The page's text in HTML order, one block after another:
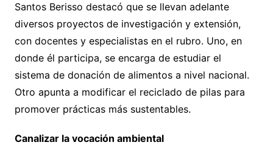
Santos Berisso destacó que se llevan adelante
diversos proyectos de investigación y extensión,
con docentes y especialistas en el rubro. Uno, en
donde él participa, se encarga de estudiar el
sistema de donación de alimentos a nivel nacional.
Otro apunta a modificar el reciclado de pilas para
promover prácticas más sustentables.
Canalizar la vocación ambiental